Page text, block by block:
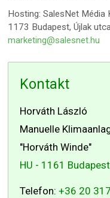
Hosting: SalesNet Média
1173 Budapest, Újlak
marketing@salesnet.hu
Kontakt
Horváth László
Manuelle
"Horváth Winde"
HU - 1161
Telefon: +36 20